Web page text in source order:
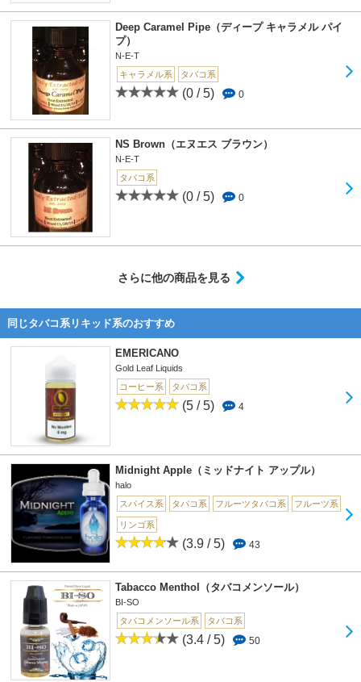
Deep Caramel Pipe（ディープ キャラメル パイ
プ）
N-E-T
キャラメル系
タバコ系
(0 / 5) 0
NS Brown（エヌエス ブラウン）
N-E-T
タバコ系
(0 / 5) 0
さらに他の商品を見る
同じタバコ系リキッド系のおすすめ
EMERICANO
Gold Leaf Liquids
コーヒー系
タバコ系
(5 / 5) 4
Midnight Apple（ミッドナイト アップル）
halo
スパイス系
タバコ系 フルーツタバコ系 フルーツ系
リンゴ系
(3.9 / 5) 43
Tabacco Menthol（タバコメンソール）
BI-SO
タバコメンソール系
タバコ系
(3.4 / 5) 50